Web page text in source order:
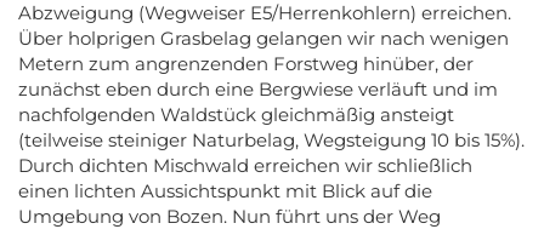
Abzweigung (Wegweiser E5/Herrenkohlern) erreichen.
Über holprigen Grasbelag gelangen wir nach wenigen
Metern zum angrenzenden Forstweg hinüber, der
zunächst eben durch eine Bergwiese verläuft und im
nachfolgenden Waldstück gleichmäßig ansteigt
(teilweise steiniger Naturbelag, Wegsteigung 10 bis 15%).
Durch dichten Mischwald erreichen wir schließlich
einen lichten Aussichtspunkt mit Blick auf die
Umgebung von Bozen. Nun führt uns der Weg